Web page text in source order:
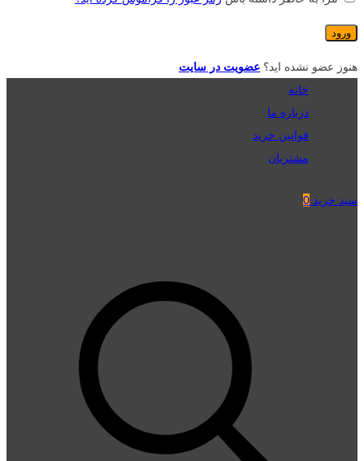
هنوز عضو نشده اید؟ عضویت در سایت
خانه
درباره ما
قوانین خرید
مشتریان
سبد خرید 0